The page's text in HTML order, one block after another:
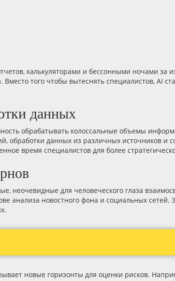
калькуляторами и бессонными ночами за
того чтобы вытеснять специалистов, AI
данных
обрабатывать колоссальные объемы
обработки данных из различных источников
время специалистов для более
неочевидные для человеческого глаза
анализа новостного фона и социальных
новые горизонты для оценки рисков.